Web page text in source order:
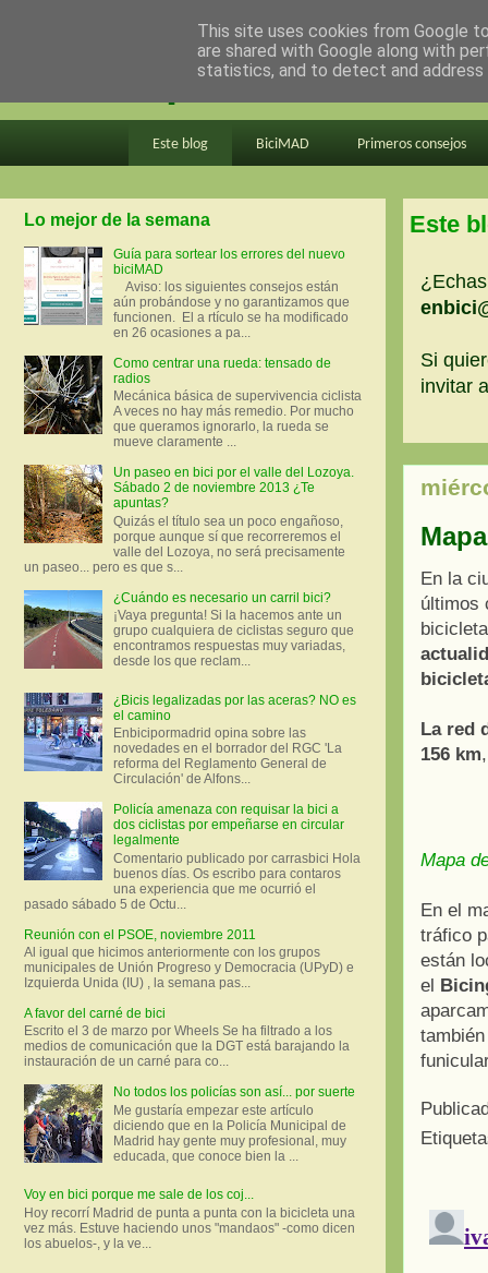
en bici por madrid
Este blog BiciMAD Primeros consejos
Este
Si
invitar
En la
últimos
La red
156 km
Mapa
En el
tráfico
están
el
Lo mejor de la semana
Guía para sortear los errores del nuevo
biciMAD
Aviso: los siguientes consejos están
aún probándose y no garantizamos que
funcionen. El a rtículo se ha modificado
en 26 ocasiones a pa...
Como centrar una rueda: tensado de
radios
Mecánica básica de supervivencia ciclista
A veces no hay más remedio. Por mucho
que queramos ignorarlo, la rueda se
mueve claramente ...
Un paseo en bici por el valle del Lozoya.
Sábado 2 de noviembre 2013 ¿Te
apuntas?
Quizás el título sea un poco engañoso,
porque aunque sí que recorreremos el
valle del Lozoya, no será precisamente
un paseo... pero es que s...
¿Cuándo es necesario un carril bici?
¡Vaya pregunta! Si la hacemos ante un
grupo cualquiera de ciclistas seguro que
encontramos respuestas muy variadas,
desde los que reclam...
¿Bicis legalizadas por las aceras? NO es
el camino
Enbicipormadrid opina sobre las
novedades en el borrador del RGC 'La
reforma del Reglamento General de
Circulación' de Alfons...
Policía amenaza con requisar la bici a
dos ciclistas por empeñarse en circular
legalmente
Comentario publicado por carrasbici Hola
buenos días. Os escribo para contaros
una experiencia que me ocurrió el
pasado sábado 5 de Octu...
Reunión con el PSOE, noviembre 2011
Al igual que hicimos anteriormente con los grupos
municipales de Unión Progreso y Democracia (UPyD) e
Izquierda Unida (IU) , la semana pas...
A favor del carné de bici
Escrito el 3 de marzo por Wheels Se ha filtrado a los
medios de comunicación que la DGT está barajando la
instauración de un carné para co...
No todos los policías son así... por suerte
Me gustaría empezar este artículo
diciendo que en la Policía Municipal de
Madrid hay gente muy profesional, muy
educada, que conoce bien la ...
Voy en bici porque me sale de los coj...
Hoy recorrí Madrid de punta a punta con la bicicleta una
vez más. Estuve haciendo unos "mandaos" -como dicen
los abuelos-, y la ve...
This site uses cookies from Google
are shared with Google along with
statistics, and to detect and address